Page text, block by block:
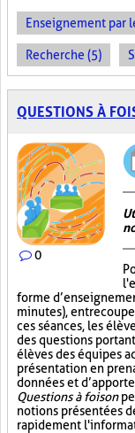
Enseignement par
Recherche (5)
QUESTIONS À
0
forme
minutes),
ces séances, les
des questions
élèves des équipes
présentation en
données et
Questions à foison
notions présentées
rapidement